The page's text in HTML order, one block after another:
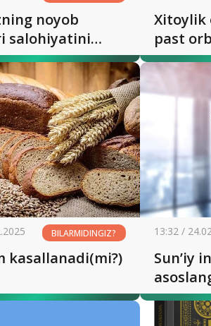
YOSHLAR – YURT
KELAJAGI
noyob
salohiyatini
Xitoylik
past
josus
BILARMIDINGIZ?
kasallanadi(mi?)
13:32 /
Sun’iy
boti